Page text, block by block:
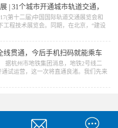
、华东、华南、三北区域事业部，以及
余人参加了此...
| 31个城市开通城市轨道交通，
第十二届)中国国际轨道交通展览会和
工程技术展览会。同期，在北京，“建设
我国城市轨道交通的发展，正进入一个
轨大发展】 在座谈会上，中国城市轨
线贯通，今后手机扫码就能乘车
杭州市地铁集团消息，地铁2号线二
通试运营，这一次将直通良渚。我们先来